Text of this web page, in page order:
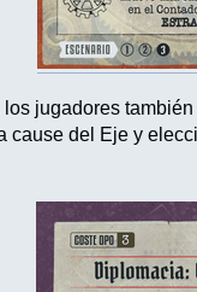
jugadores
del Eje y